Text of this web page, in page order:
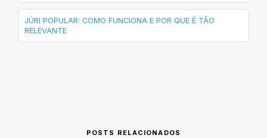
JÚRI POPULAR: COMO FUNCIONA E POR QUE É TÃO
RELEVANTE
POSTS RELACIONADOS